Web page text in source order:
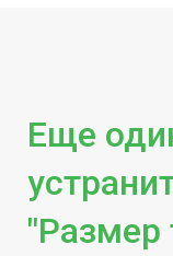
Еще
"Размер